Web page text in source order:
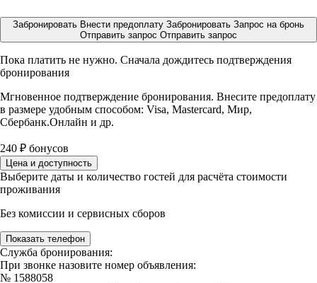
Забронировать Внести предоплату Забронировать Запрос на бронь
Отправить запрос Отправить запрос
Пока платить не нужно. Сначала дождитесь подтверждения
бронирования
Мгновенное подтверждение бронирования. Внесите предоплату
в размере удобным способом: Visa, Mastercard, Мир,
Сбербанк.Онлайн и др.
240 ₽ бонусов
Цена и доступность
Выберите даты и количество гостей для расчёта стоимости
проживания
Без комиссии и сервисных сборов
Показать телефон
Служба бронирования:
При звонке назовите номер объявления:
№ 1588058